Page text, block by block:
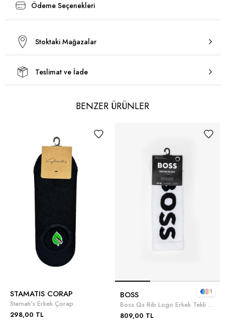
Ödeme Seçenekleri
Stoktaki Mağazalar
Teslimat ve İade
BENZER ÜRÜNLER
STAMATIS CORAP
Stamati's Erkek Çorap
298,00 TL
BOSS
Boss Qs Rib Logo Erkek Tekli Çorap
809,00 TL
1